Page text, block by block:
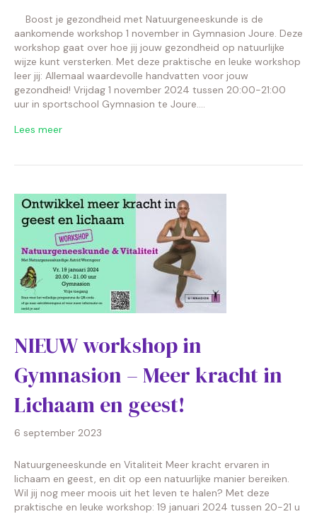
Boost je gezondheid met Natuurgeneeskunde is de
aankomende workshop 1 november in Gymnasion Joure. Deze
workshop gaat over hoe jij jouw gezondheid op natuurlijke
wijze kunt versterken. Met deze praktische en leuke workshop
leer jij: Allemaal waardevolle handvatten voor jouw
gezondheid! Vrijdag 1 november 2024 tussen 20:00-21:00
uur in sportschool Gymnasion te Joure.…
Lees meer
NIEUW workshop in
Gymnasion – Meer kracht in
Lichaam en geest!
6 september 2023
Natuurgeneeskunde en Vitaliteit Meer kracht ervaren in
lichaam en geest, en dit op een natuurlijke manier bereiken.
Wil jij nog meer moois uit het leven te halen? Met deze
praktische en leuke workshop: 19 januari 2024 tussen 20-21 u